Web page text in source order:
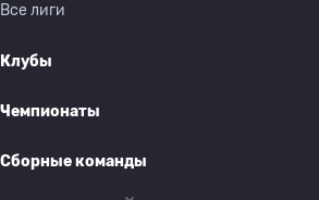
Все лиги
Клубы
Чемпионаты
Сборные команды